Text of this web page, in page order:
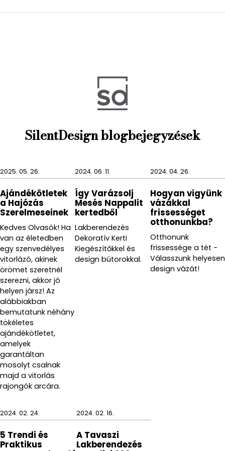
hogyvíztakarékos a használata, így még a
Cikkszám: SDGYHS10006
SilentDesign blogbejegyzések
2025. 05. 26.
Ajándékötletek
a Hajózás
Szerelmeseinek
Kedves Olvasók! Ha
van az életedben
egy szenvedélyes
vitorlázó, akinek
örömet szeretnél
szerezni, akkor jó
helyen jársz! Az
alábbiakban
bemutatunk néhány
tökéletes
ajándékötletet,
amelyek
garantáltan
mosolyt csalnak
majd a vitorlás
rajongók arcára.
2024. 06. 11.
Így Varázsolj
Mesés Nappalit
kertedből
Lakberendezés
Dekoratív Kerti
Kiegészítőkkel és
design bútorokkal.
2024. 04. 26.
Hogyan vigyünk
vázákkal
frissességet
otthonunkba?
Otthonunk
frissessége a tét -
Válasszunk helyesen
design vázát!
2024. 02. 24.
5 Trendi és
Praktikus
2024. 02. 16.
A Tavaszi
Lakberendezés